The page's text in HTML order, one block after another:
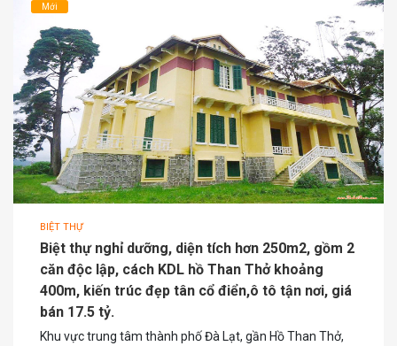
Mới
BIỆT THỰ
Biệt thự nghỉ dưỡng, diện tích hơn 250m2, gồm 2
căn độc lập, cách KDL hồ Than Thở khoảng
400m, kiến trúc đẹp tân cổ điển,ô tô tận nơi, giá
bán 17.5 tỷ.
Khu vực trung tâm thành phố Đà Lạt, gần Hồ Than Thở,